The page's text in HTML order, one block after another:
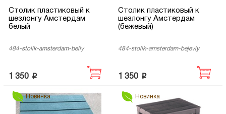
Столик пластиковый к
шезлонгу Амстердам
белый
484-stolik-amsterdam-beliy
1 350 p
Столик пластиковый к
шезлонгу Амстердам
(бежевый)
484-stolik-amsterdam-bejeviy
1 350 p
Новинка Новинка